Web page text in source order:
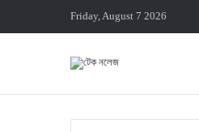
Friday, August 7 2026